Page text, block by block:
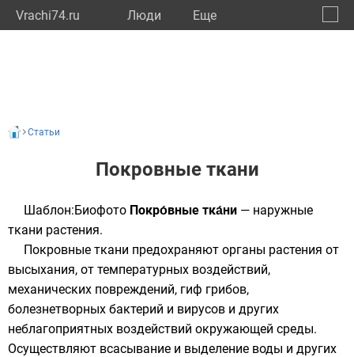
Vrachi74.ru Люди Eще
Статьи
Покровные ткани
Шаблон:Биофото Покро́вные тка́ни — наружные
ткани растения.
Покровные ткани предохраняют органы растения от
высыхания, от температурных воздействий,
механических повреждений, гиф грибов,
болезнетворных бактерий и вирусов и других
неблагоприятных воздействий окружающей среды.
Осуществляют всасывание и выделение воды и других